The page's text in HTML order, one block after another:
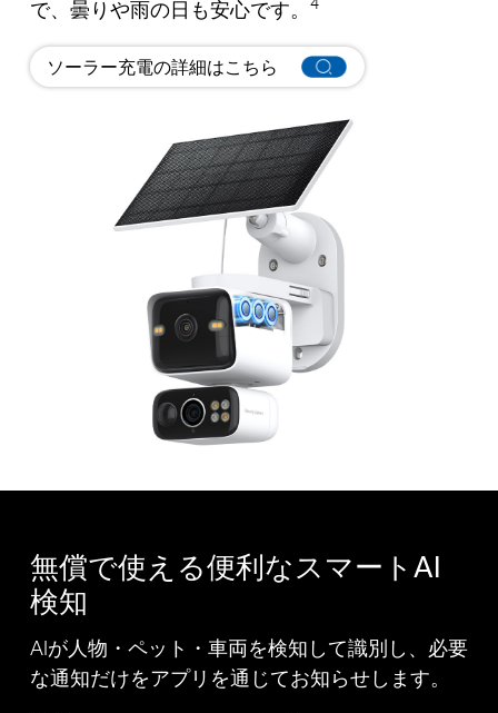
で、曇りや雨の日も安心です。
ソーラー充電の詳細はこちら
無償で使える便利なスマートAI
検知
AIが人物・ペット・車両を検知して識別し、必要
な通知だけをアプリを通じてお知らせします。